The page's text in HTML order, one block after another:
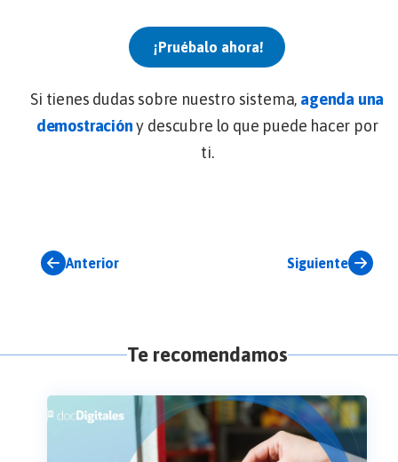
¡Pruébalo ahora!
Si tienes dudas sobre nuestro sistema, agenda una
demostración y descubre lo que puede hacer por
ti.
Anterior Siguiente
Te recomendamos